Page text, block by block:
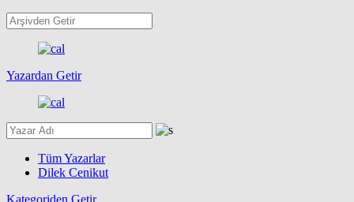
Yazardan Getir
Tüm Yazarlar
Dilek Cenikut
Kategoriden Getir